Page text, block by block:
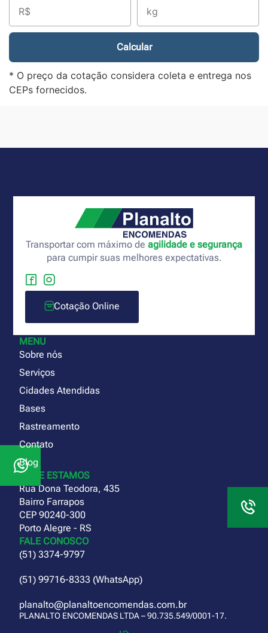
Calcular
* O preço da cotação considera coleta e entrega nos
CEPs fornecidos.
Transportar com máximo de agilidade e segurança
para cumpir suas melhores expectativas.
Cotação Online
MENU
Sobre nós
Serviços
Cidades Atendidas
Bases
Rastreamento
Contato
Blog
ONDE ESTAMOS
Rua Dona Teodora, 435
Bairro Farrapos
CEP 90240-300
Porto Alegre - RS
FALE CONOSCO
(51) 3374-9797
(51) 99716-8333 (WhatsApp)
planalto@planaltoencomendas.com.br
PLANALTO ENCOMENDAS LTDA – 90.735.549/0001-17.